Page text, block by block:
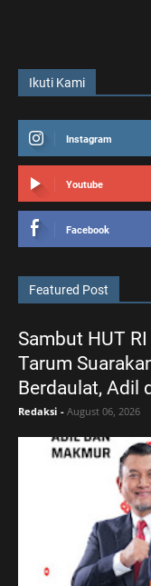
Ikuti Kami
Instagram
Youtube
Facebook
Featured Post
Sambut HUT
Tarum
Berdaulat, Adil
Redaksi - August 06, 2026